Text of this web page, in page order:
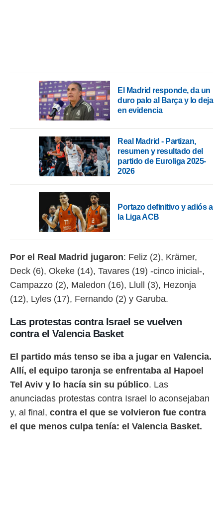
El Madrid responde, da un
duro palo al Barça y lo deja
en evidencia
Real Madrid - Partizan,
resumen y resultado del
partido de Euroliga 2025-
2026
Portazo definitivo y adiós a
la Liga ACB
Por el Real Madrid jugaron: Feliz (2), Krämer,
Deck (6), Okeke (14), Tavares (19) -cinco inicial-,
Campazzo (2), Maledon (16), Llull (3), Hezonja
(12), Lyles (17), Fernando (2) y Garuba.
Las protestas contra Israel se vuelven
contra el Valencia Basket
El partido más tenso se iba a jugar en Valencia.
Allí, el equipo taronja se enfrentaba al Hapoel
Tel Aviv y lo hacía sin su público. Las
anunciadas protestas contra Israel lo aconsejaban
y, al final, contra el que se volvieron fue contra
el que menos culpa tenía: el Valencia Basket.